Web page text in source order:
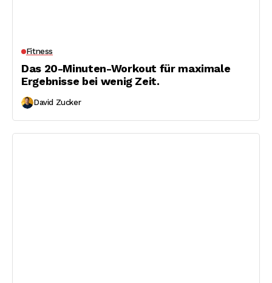
Fitness
Das 20-Minuten-Workout für maximale
Ergebnisse bei wenig Zeit.
David Zucker